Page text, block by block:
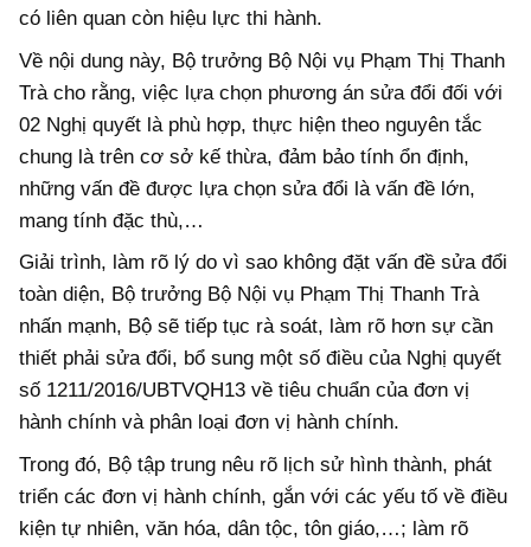
có liên quan còn hiệu lực thi hành.
Về nội dung này, Bộ trưởng Bộ Nội vụ Phạm Thị Thanh
Trà cho rằng, việc lựa chọn phương án sửa đổi đối với
02 Nghị quyết là phù hợp, thực hiện theo nguyên tắc
chung là trên cơ sở kế thừa, đảm bảo tính ổn định,
những vấn đề được lựa chọn sửa đổi là vấn đề lớn,
mang tính đặc thù,…
Giải trình, làm rõ lý do vì sao không đặt vấn đề sửa đổi
toàn diện, Bộ trưởng Bộ Nội vụ Phạm Thị Thanh Trà
nhấn mạnh, Bộ sẽ tiếp tục rà soát, làm rõ hơn sự cần
thiết phải sửa đổi, bổ sung một số điều của Nghị quyết
số 1211/2016/UBTVQH13 về tiêu chuẩn của đơn vị
hành chính và phân loại đơn vị hành chính.
Trong đó, Bộ tập trung nêu rõ lịch sử hình thành, phát
triển các đơn vị hành chính, gắn với các yếu tố về điều
kiện tự nhiên, văn hóa, dân tộc, tôn giáo,…; làm rõ